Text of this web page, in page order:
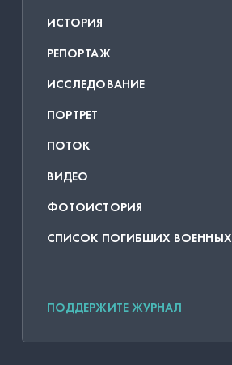
ИСТОРИЯ
РЕПОРТАЖ
ИССЛЕДОВАНИЕ
ПОРТРЕТ
ПОТОК
ВИДЕО
ФОТОИСТОРИЯ
СПИСОК ПОГИБШИХ ВОЕННЫХ
ПОДДЕРЖИТЕ ЖУРНАЛ